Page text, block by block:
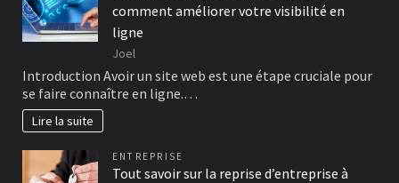
comment améliorer votre visibilité en
ligne
Joel
Introduction Avoir un site web est une étape cruciale pour
se faire connaître en ligne.…
Lire la suite
ENTREPRISE
Tout savoir sur la reprise d’entreprise à